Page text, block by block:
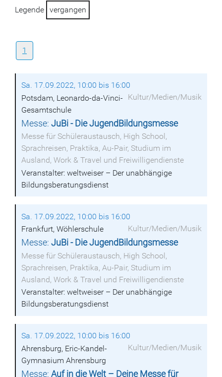
Legende vergangen
1
Sa. 17.09.2022, 10:00 bis 16:00
Kultur/Medien/Musik
Potsdam, Leonardo-da-Vinci-
Gesamtschule
Messe:JuBi - Die JugendBildungsmesse
Messe für Schüleraustausch, High School,
Sprachreisen, Praktika, Au-Pair, Studium im
Ausland, Work & Travel und Freiwilligendienste
Veranstalter: weltweiser – Der unabhängige
Bildungsberatungsdienst
Sa. 17.09.2022, 10:00 bis 16:00
Kultur/Medien/Musik
Frankfurt, Wöhlerschule
Messe:JuBi - Die JugendBildungsmesse
Messe für Schüleraustausch, High School,
Sprachreisen, Praktika, Au-Pair, Studium im
Ausland, Work & Travel und Freiwilligendienste
Veranstalter: weltweiser – Der unabhängige
Bildungsberatungsdienst
Sa. 17.09.2022, 10:00 bis 16:00
Kultur/Medien/Musik
Ahrensburg, Eric-Kandel-
Gymnasium Ahrensburg
Messe:Auf in die Welt – Deine Messe für